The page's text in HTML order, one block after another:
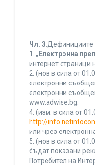
Чл. 3.Дефинициите
1. „ Електронна
интернет страници
2. (нов в сила от
електронни
електронни
www.adwise.bg.
4. (изм. в сила от
http://
или чрез
5. (нов в сила от
бъдат показани
Потребител на